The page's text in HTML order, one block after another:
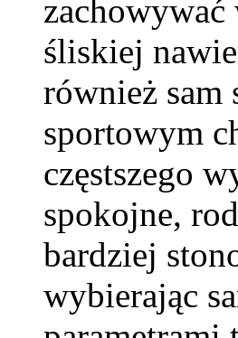
zachowywać
śliskiej
również sam
sportowym
częstszego
spokojne,
bardziej
wybierając